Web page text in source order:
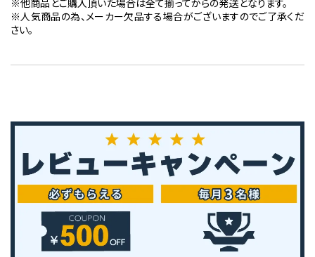
※他商品とご購入頂いた場合は全て揃ってからの発送となります。
※人気商品の為、メーカー欠品する場合がございますのでご了承くだ
さい。